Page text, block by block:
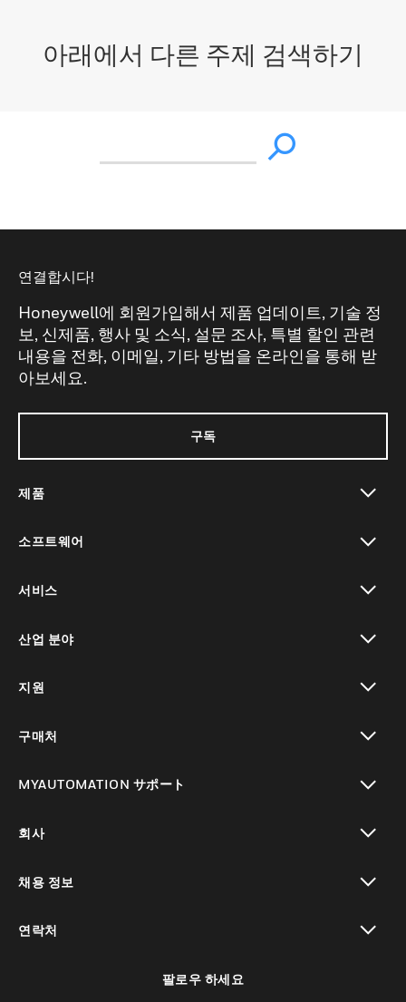
아래에서 다른 주제 검색하기
연결합시다!
Honeywell에 회원가입해서 제품 업데이트, 기술 정
보, 신제품, 행사 및 소식, 설문 조사, 특별 할인 관련
내용을 전화, 이메일, 기타 방법을 온라인을 통해 받
아보세요.
구독
제품
소프트웨어
서비스
산업 분야
지원
구매처
MYAUTOMATION サポート
회사
채용 정보
연락처
팔로우 하세요